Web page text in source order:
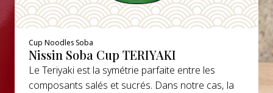
Cup Noodles Soba
Nissin Soba Cup TERIYAKI
Le Teriyaki est la symétrie parfaite entre les
composants salés et sucrés. Dans notre cas, la